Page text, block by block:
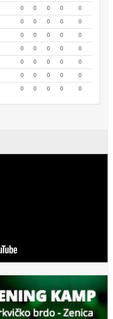
0 0 0 0
0
0 0 0 0
0
0 0 0 0
0
0 0 0 0
0
0 0 0 0
0
0 0 0 0
0
0 0 0 0 0